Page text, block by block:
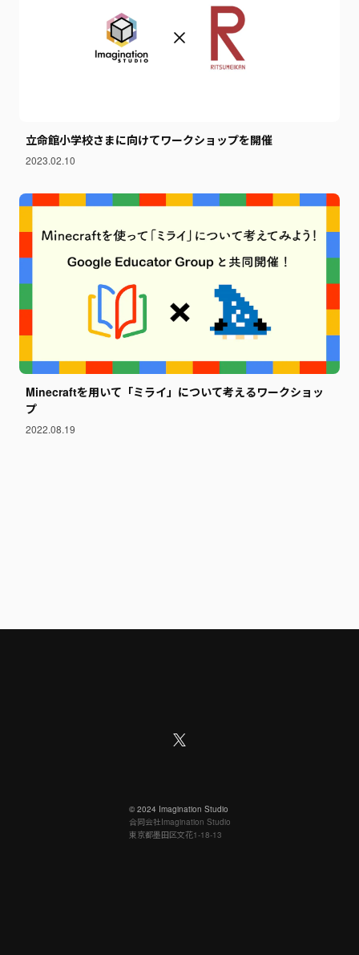
立命館小学校さまに向けてワークショップを開催
2023.02.10
Minecraftを用いて「ミライ」について考えるワークショッ
プ
2022.08.19
©︎ 2024 Imagination Studio
合同会社Imagination Studio
東京都墨田区文花1-18-13